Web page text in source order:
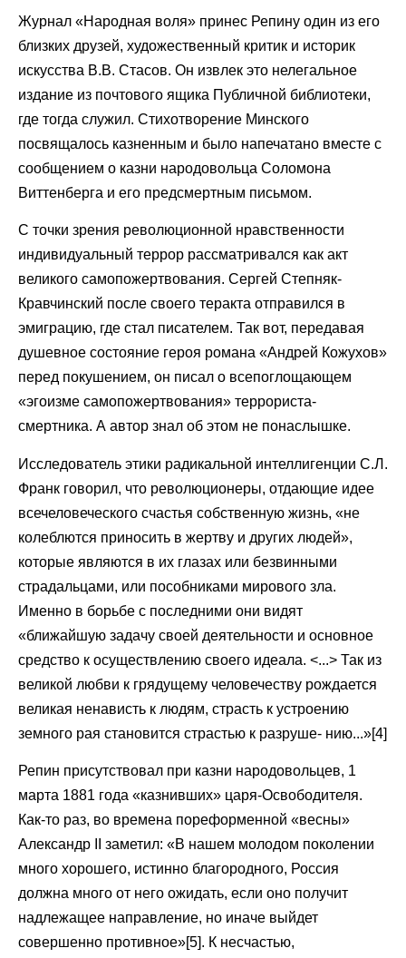
Журнал «Народная воля» принес Репину один из его
близких друзей, художественный критик и историк
искусства В.В. Стасов. Он извлек это нелегальное
издание из почтового ящика Публичной библиотеки,
где тогда служил. Стихотворение Минского
посвящалось казненным и было напечатано вместе с
сообщением о казни народовольца Соломона
Виттенберга и его предсмертным письмом.
С точки зрения революционной нравственности
индивидуальный террор рассматривался как акт
великого самопожертвования. Сергей Степняк-
Кравчинский после своего теракта отправился в
эмиграцию, где стал писателем. Так вот, передавая
душевное состояние героя романа «Андрей Кожухов»
перед покушением, он писал о всепоглощающем
«эгоизме самопожертвования» террориста-
смертника. А автор знал об этом не понаслышке.
Исследователь этики радикальной интеллигенции С.Л.
Франк говорил, что революционеры, отдающие идее
всечеловеческого счастья собственную жизнь, «не
колеблются приносить в жертву и других людей»,
которые являются в их глазах или безвинными
страдальцами, или пособниками мирового зла.
Именно в борьбе с последними они видят
«ближайшую задачу своей деятельности и основное
средство к осуществлению своего идеала. <...> Так из
великой любви к грядущему человечеству рождается
великая ненависть к людям, страсть к устроению
земного рая становится страстью к разруше- нию...»[4]
Репин присутствовал при казни народовольцев, 1
марта 1881 года «казнивших» царя-Освободителя.
Как-то раз, во времена пореформенной «весны»
Александр II заметил: «В нашем молодом поколении
много хорошего, истинно благородного, Россия
должна много от него ожидать, если оно получит
надлежащее направление, но иначе выйдет
совершенно противное»[5]. К несчастью,